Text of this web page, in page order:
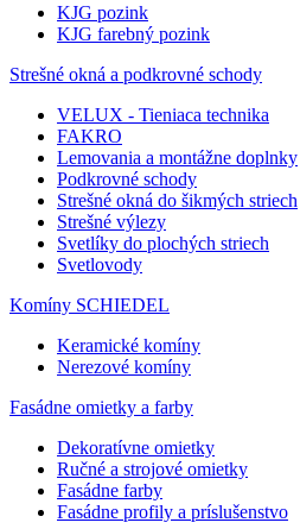
KJG pozink
KJG farebný pozink
Strešné okná a podkrovné schody
VELUX - Tieniaca technika
FAKRO
Lemovania a montážne doplnky
Podkrovné schody
Strešné okná do šikmých striech
Strešné výlezy
Svetlíky do plochých striech
Svetlovody
Komíny SCHIEDEL
Keramické komíny
Nerezové komíny
Fasádne omietky a farby
Dekoratívne omietky
Ručné a strojové omietky
Fasádne farby
Fasádne profily a príslušenstvo